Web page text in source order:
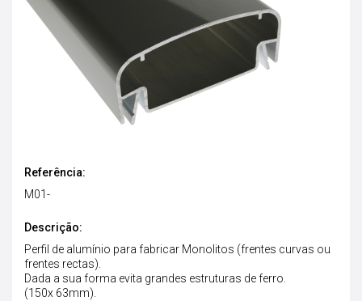
Referência:
M01-
Descrição:
Perfil de alumínio para fabricar Monolitos (frentes curvas ou
frentes rectas).
Dada a sua forma evita grandes estruturas de ferro.
(150x 63mm).